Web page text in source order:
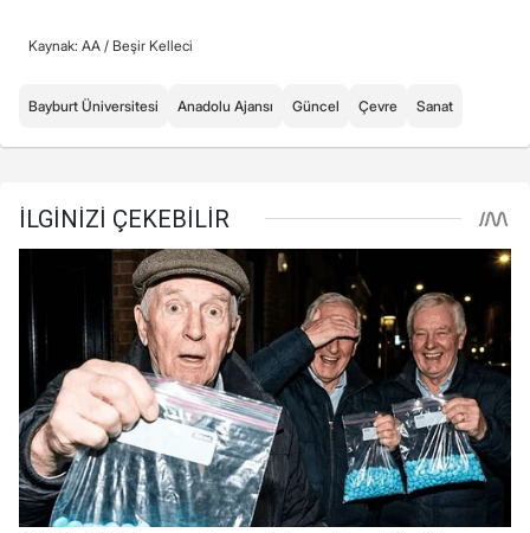
Kaynak: AA / Beşir Kelleci
Bayburt Üniversitesi Anadolu Ajansı Güncel Çevre Sanat